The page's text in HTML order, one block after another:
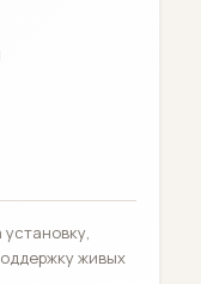
живых